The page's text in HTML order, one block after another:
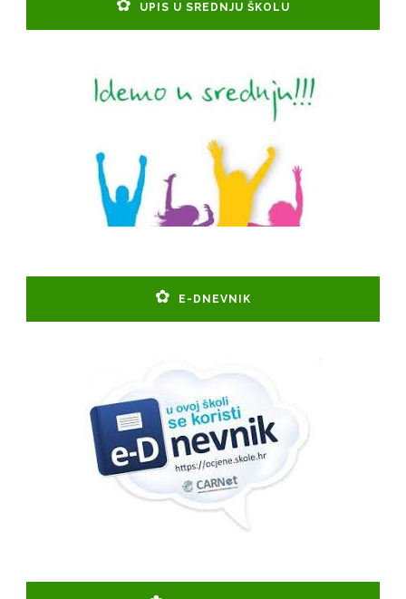
UPIS U SREDNJU ŠKOLU
E-DNEVNIK